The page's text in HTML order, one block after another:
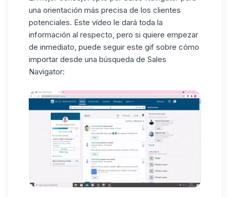
una orientación más precisa de los clientes
potenciales. Este vídeo le dará toda la
información al respecto, pero si quiere empezar
de inmediato, puede seguir este gif sobre cómo
importar desde una búsqueda de Sales
Navigator: